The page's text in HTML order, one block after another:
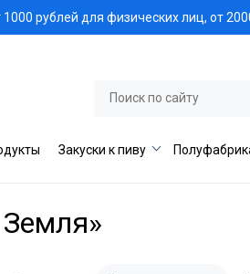
рублей для физических лиц, от
Закуски к пиву